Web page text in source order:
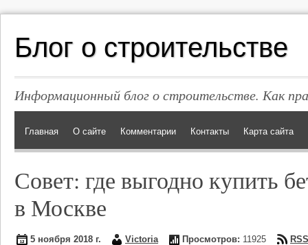
Блог о строительстве
Информационный блог о строительстве. Как
Главная О сайте Комментарии Контакты Карта сайта
Совет: где выгодно купить
в Москве
5 ноября 2018 г. Victoria Просмотров: 11925
RSS